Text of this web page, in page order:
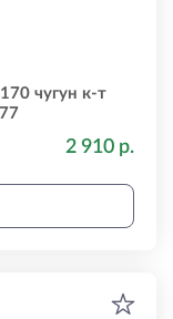
чугун к-т
2 910 р.